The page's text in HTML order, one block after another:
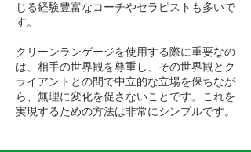
じる経験豊富なコーチやセラピストも多いで
す。
クリーンランゲージを使用する際に重要なの
は、相手の世界観を尊重し、その世界観とク
ライアントとの間で中立的な立場を保ちなが
ら、無理に変化を促さないことです。これを
実現するための方法は非常にシンプルです。